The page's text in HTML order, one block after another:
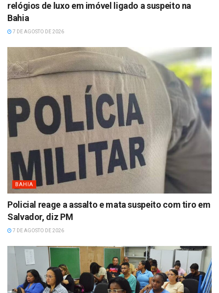
relógios de luxo em imóvel ligado a suspeito na
Bahia
7 DE AGOSTO DE 2026
BAHIA
Policial reage a assalto e mata suspeito com tiro em
Salvador, diz PM
7 DE AGOSTO DE 2026